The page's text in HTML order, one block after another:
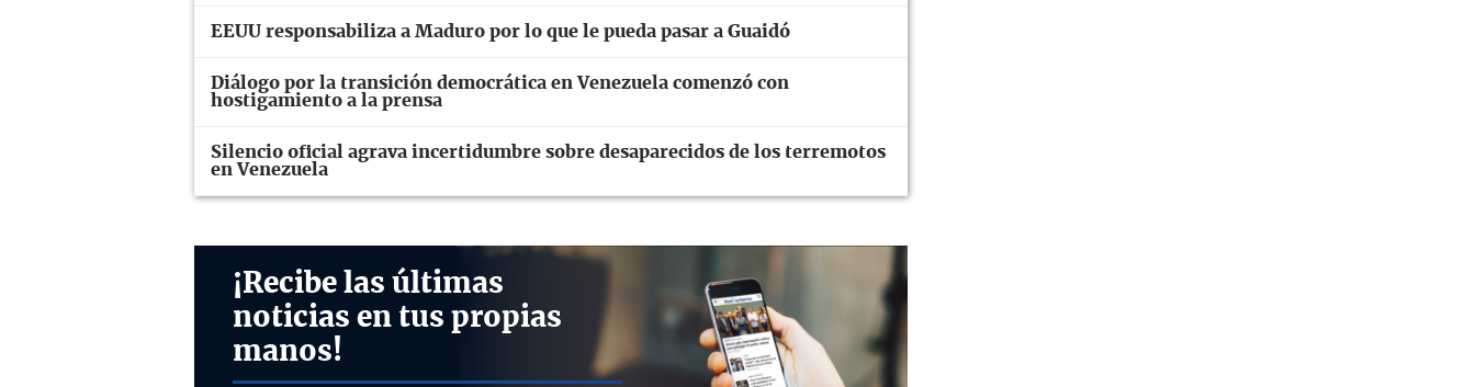
EEUU responsabiliza a Maduro por lo que le pueda pasar a Guaidó
Diálogo por la transición democrática en Venezuela comenzó con
hostigamiento a la prensa
Silencio oficial agrava incertidumbre sobre desaparecidos de los terremotos
en Venezuela
¡Recibe las últimas
noticias en tus propias
manos!